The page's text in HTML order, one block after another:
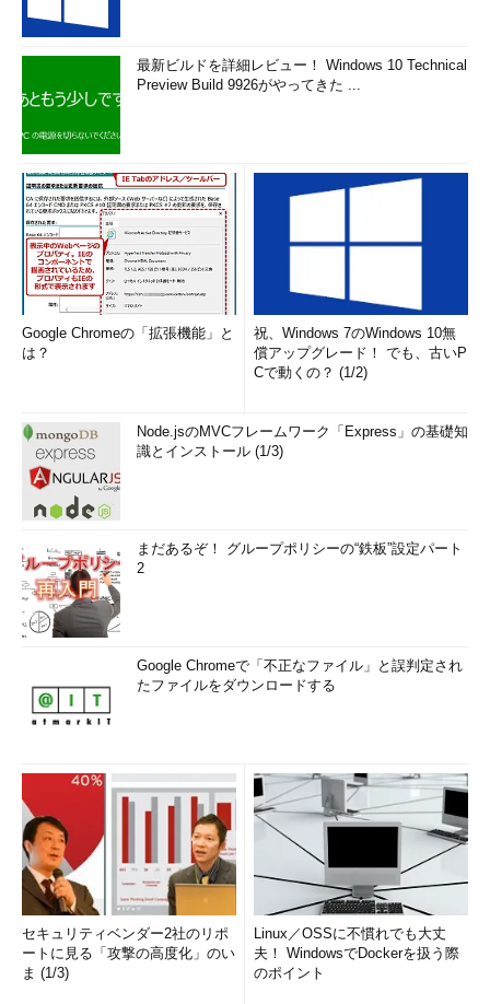
最新ビルドを詳細レビュー！ Windows 10 Technical
Preview Build 9926がやってきた ...
Google Chromeの「拡張機能」と
は？
祝、Windows 7のWindows 10無
償アップグレード！ でも、古いP
Cで動くの？ (1/2)
Node.jsのMVCフレームワーク「Express」の基礎知
識とインストール (1/3)
まだあるぞ！ グループポリシーの“鉄板”設定パート
2
Google Chromeで「不正なファイル」と誤判定され
たファイルをダウンロードする
セキュリティベンダー2社のリポ
ートに見る「攻撃の高度化」のい
ま (1/3)
Linux／OSSに不慣れでも大丈
夫！ WindowsでDockerを扱う際
のポイント